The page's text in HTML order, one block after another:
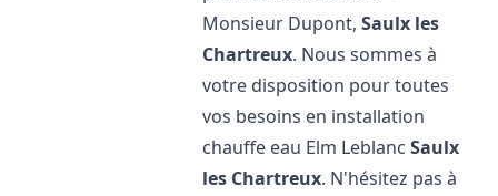
Monsieur Dupont,Saulx les
Chartreux. Nous sommes à
votre disposition pour toutes
vos besoins en installation
chauffe eau Elm LeblancSaulx
les Chartreux. N'hésitez pas à